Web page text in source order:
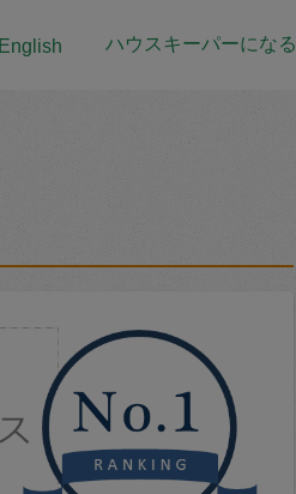
English ハウスキーパーになる